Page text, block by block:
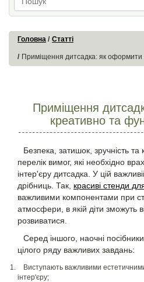
Головна Статті
Приміщення дитсадка: як оформити
Приміщення
креативно та
Безпека, затишок, зручність
перелік вимог, які необхідно
інтер'єру дитсадка. У цій
дрібниць. Так, красиві стенди
важливими компонентами при
атмосфери, в якій діти зможуть
розвиватися.
Серед іншого, наочні
цілого ряду важливих завдань:
Виступають важливими
інтер'єру;